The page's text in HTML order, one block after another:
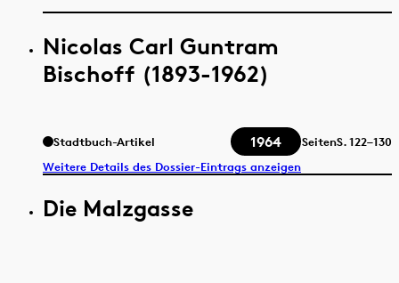
Nicolas Carl Guntram
Bischoff (1893-1962)
Stadtbuch-Artikel 1964 SeitenS.122–130
Weitere Details des Dossier-Eintrags anzeigen
Die Malzgasse